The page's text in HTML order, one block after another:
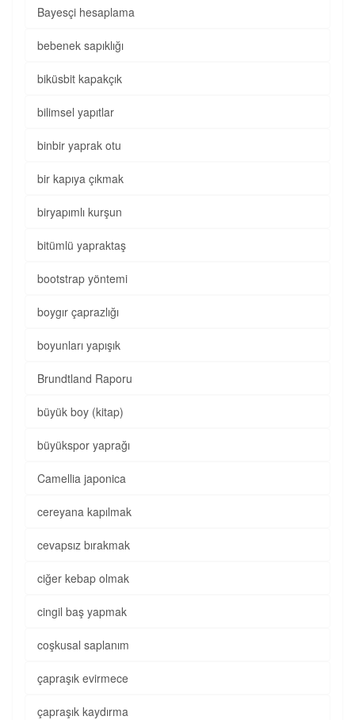
Bayesçi hesaplama
bebenek sapıklığı
biküsbit kapakçık
bilimsel yapıtlar
binbir yaprak otu
bir kapıya çıkmak
biryapımlı kurşun
bitümlü yapraktaş
bootstrap yöntemi
boygır çaprazlığı
boyunları yapışık
Brundtland Raporu
büyük boy (kitap)
büyükspor yaprağı
Camellia japonica
cereyana kapılmak
cevapsız bırakmak
ciğer kebap olmak
cingil baş yapmak
coşkusal saplanım
çapraşık evirmece
çapraşık kaydırma